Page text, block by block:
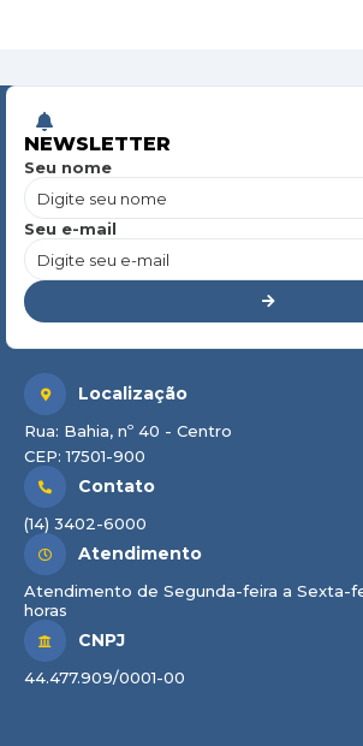
NEWSLETTER
Seu nome
Seu e-mail
Localização
Rua: Bahia, nº 40 - Centro
CEP: 17501-900
Contato
(14) 3402-6000
Atendimento
Atendimento de Segunda-feira a Sexta-
horas
CNPJ
44.477.909/0001-00